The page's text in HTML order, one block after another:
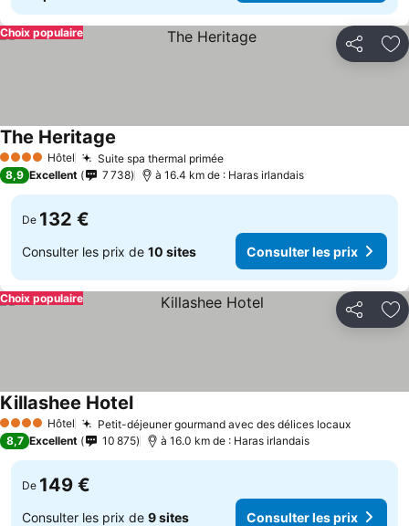
Partager
Choix populaire
4 Étoiles Hôtel Suite spa thermal primée
The Heritage
8,9 Excellent 7 738 à 16.4 km de : Haras irlandais
De 132 €
Consulter les prix de 10 sites Consulter les prix
Partager
Choix populaire
4 Étoiles Hôtel Petit-déjeuner gourmand avec des délices locaux
Killashee Hotel
8,7 Excellent 10 875 à 16.0 km de : Haras irlandais
De 149 €
Consulter les prix de 9 sites Consulter les prix